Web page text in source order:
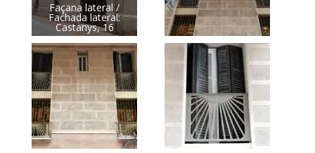
Façana lateral /
Fachada lateral:
Castanys, 16